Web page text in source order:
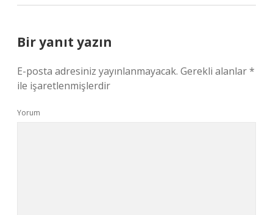
Bir yanıt yazın
E-posta adresiniz yayınlanmayacak. Gerekli alanlar*
ile işaretlenmişlerdir
Yorum